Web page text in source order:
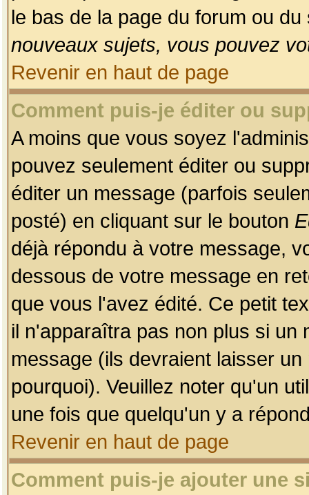
le bas de la page du forum ou
nouveaux sujets, vous pouvez
Revenir en haut de page
Comment puis-je éditer ou
A moins que vous soyez
pouvez seulement éditer ou
éditer un message (parfois
posté) en cliquant sur le bouton
déjà répondu à votre message,
dessous de votre message en
que vous l'avez édité. Ce petit
il n'apparaîtra pas non plus si un
message (ils devraient laisser
pourquoi). Veuillez noter qu'un
une fois que quelqu'un y a
Revenir en haut de page
Comment puis-je ajouter une